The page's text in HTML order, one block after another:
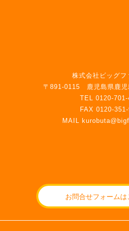
株式会社ビッグフ
〒891-0115 鹿児島県鹿児
TEL 0120-701-
FAX 0120-
MAIL
お問合せフォーム